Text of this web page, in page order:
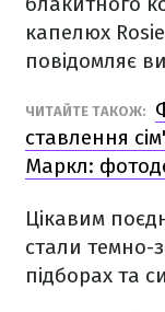
капелюх
повідомляє
ЧИТАЙТЕ ТАКОЖ:
ставлення
Маркл:
Цікавим
стали темно-
підборах та